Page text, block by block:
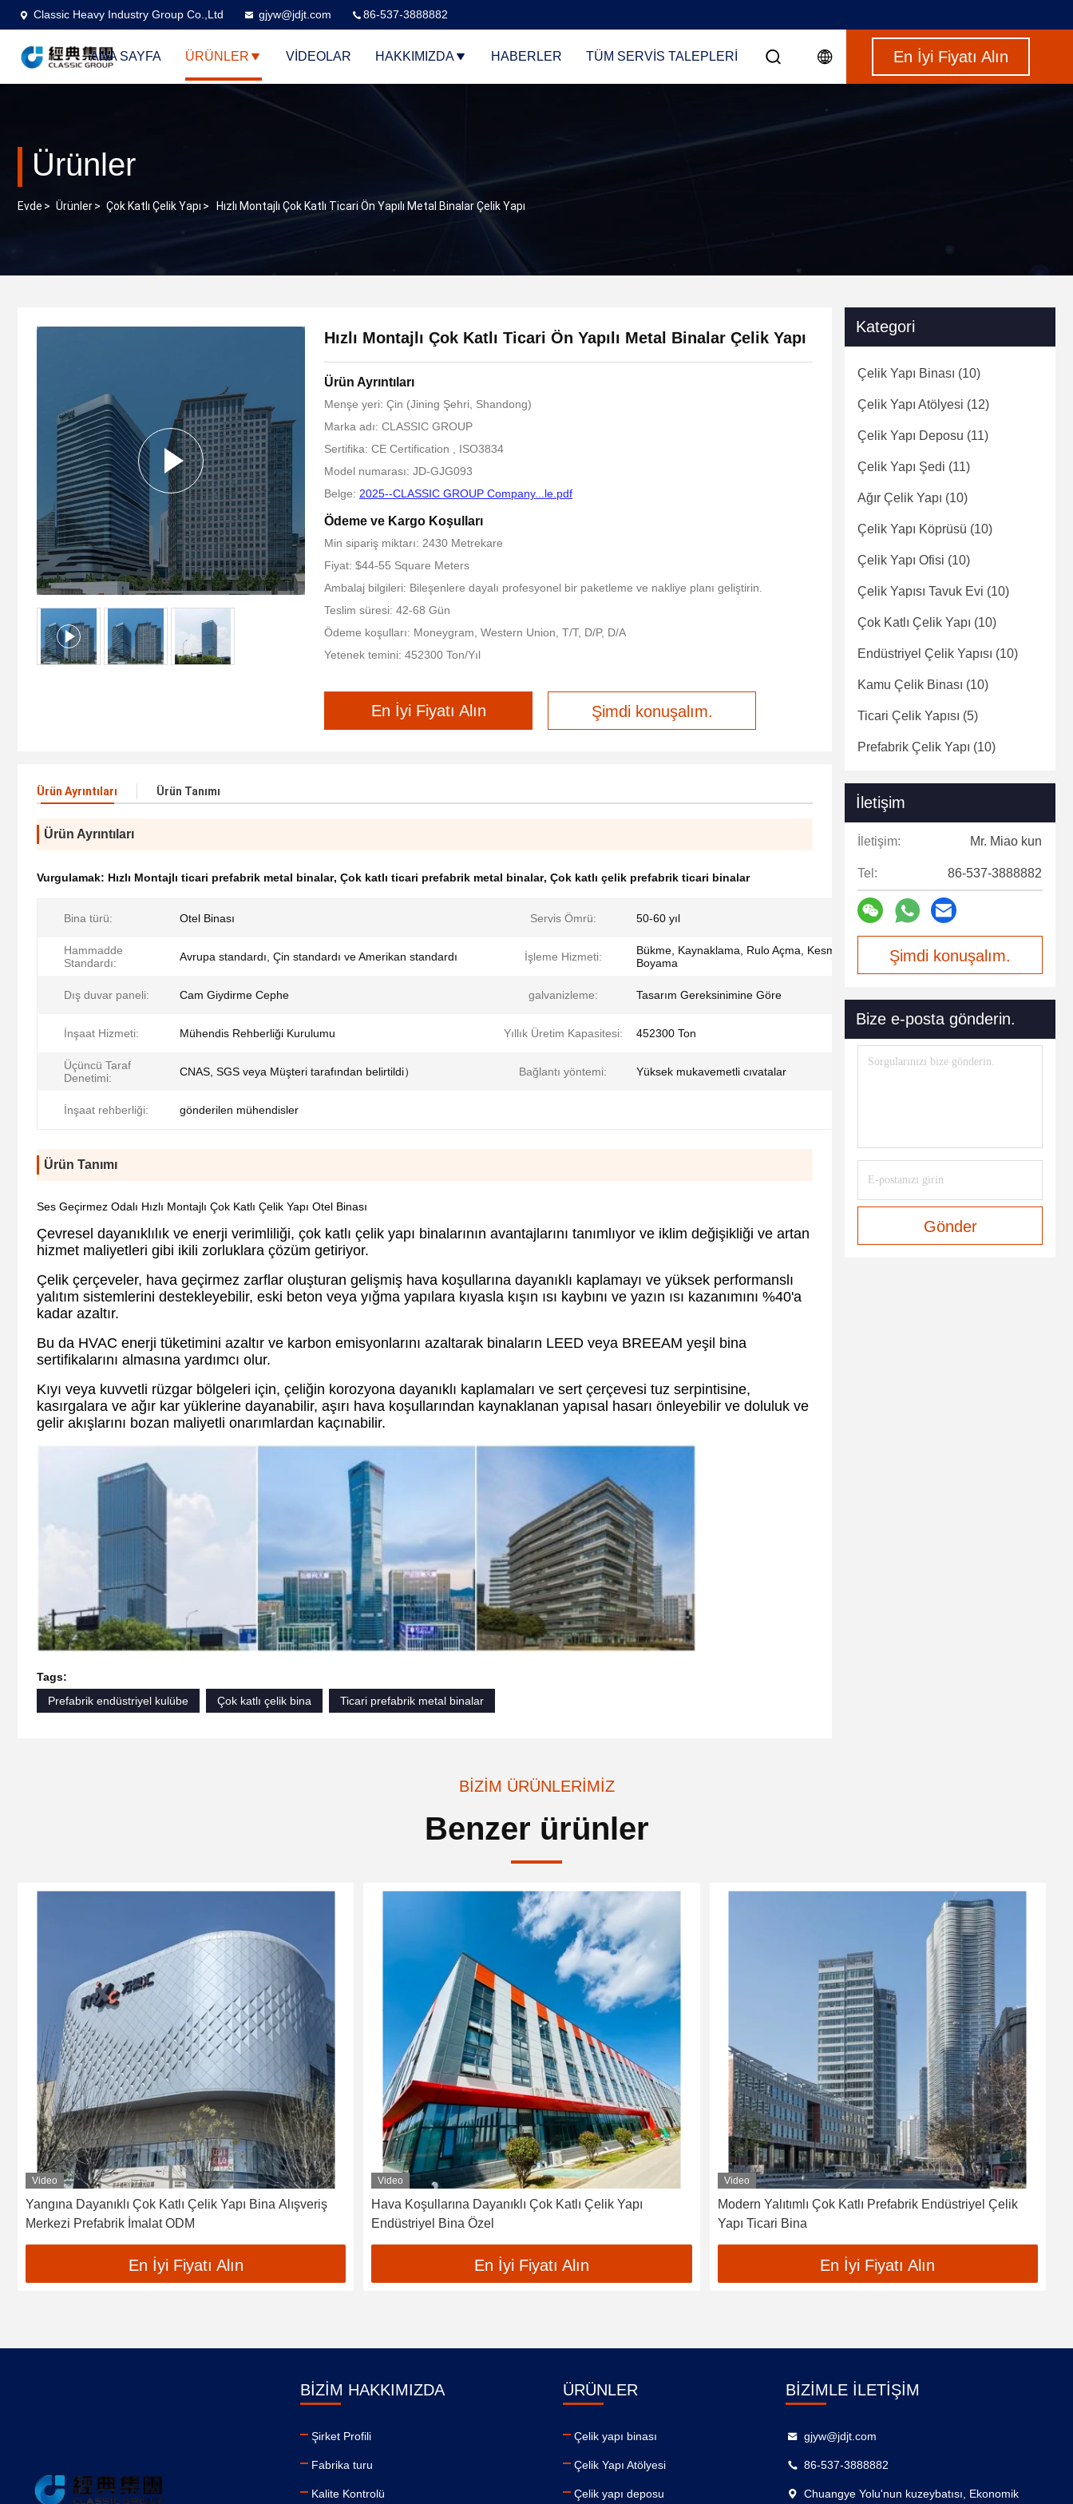
Classic Heavy Industry Group Co.,Ltd gjyw@jdjt.com 86-537-3888882
ANA SAYFA ÜRÜNLER VİDEOLAR HAKKIMIZDA HABERLER TÜM SERVIS TALEPLERI En İyi Fiyatı Alın
Ürünler
Evde > Ürünler> Çok Katlı Çelik Yapı > Hızlı Montajlı Çok Katlı Ticari Ön Yapılı Metal Binalar Çelik Yapı
Hızlı Montajlı Çok Katlı Ticari Ön Yapılı Metal Binalar Çelik Yapı
Ürün Ayrıntıları
Menşe yeri: Çin (Jining Şehri, Shandong)
Marka adı: CLASSIC GROUP
Sertifika: CE Certification , ISO3834
Model numarası: JD-GJG093
Belge: 2025--CLASSIC GROUP Company...le.pdf
Ödeme ve Kargo Koşulları
Min sipariş miktarı: 2430 Metrekare
Fiyat: $44-55 Square Meters
Ambalaj bilgileri: Bileşenlere dayalı profesyonel bir paketleme ve nakliye planı geliştirin.
Teslim süresi: 42-68 Gün
Ödeme koşulları: Moneygram, Western Union, T/T, D/P, D/A
Yetenek temini: 452300 Ton/Yıl
En İyi Fiyatı Alın Şimdi konuşalım.
Ürün Ayrıntıları Ürün Tanımı
Ürün Ayrıntıları
Vurgulamak: Hızlı Montajlı ticari prefabrik metal binalar, Çok katlı ticari prefabrik metal binalar, Çok katlı çelik prefabrik ticari binalar
Bina türü: Otel Binası Servis Ömrü: 50-60 yıl
Hammadde
Standardı:
Avrupa standardı, Çin standardı ve Amerikan standardı İşleme Hizmeti:
Bükme, Kaynaklama, Rulo Açma, Kesme, Delme, Sprey
Boyama
Dış duvar paneli: Cam Giydirme Cephe galvanizleme: Tasarım Gereksinimine Göre
İnşaat Hizmeti: Mühendis Rehberliği Kurulumu Yıllık Üretim Kapasitesi: 452300 Ton
Üçüncü Taraf
Denetimi:
CNAS, SGS veya Müşteri tarafından belirtildi） Bağlantı yöntemi: Yüksek mukavemetli cıvatalar
İnşaat rehberliği: gönderilen mühendisler
Ürün Tanımı
Ses Geçirmez Odalı Hızlı Montajlı Çok Katlı Çelik Yapı Otel Binası
Çevresel dayanıklılık ve enerji verimliliği, çok katlı çelik yapı binalarının avantajlarını tanımlıyor ve iklim değişikliği ve artan
hizmet maliyetleri gibi ikili zorluklara çözüm getiriyor.
Çelik çerçeveler, hava geçirmez zarflar oluşturan gelişmiş hava koşullarına dayanıklı kaplamayı ve yüksek performanslı
yalıtım sistemlerini destekleyebilir, eski beton veya yığma yapılara kıyasla kışın ısı kaybını ve yazın ısı kazanımını %40'a
kadar azaltır.
Bu da HVAC enerji tüketimini azaltır ve karbon emisyonlarını azaltarak binaların LEED veya BREEAM yeşil bina
sertifikalarını almasına yardımcı olur.
Kıyı veya kuvvetli rüzgar bölgeleri için, çeliğin korozyona dayanıklı kaplamaları ve sert çerçevesi tuz serpintisine,
kasırgalara ve ağır kar yüklerine dayanabilir, aşırı hava koşullarından kaynaklanan yapısal hasarı önleyebilir ve doluluk ve
gelir akışlarını bozan maliyetli onarımlardan kaçınabilir.
Tags:
Prefabrik endüstriyel kulübe
Çok katlı çelik bina Ticari prefabrik metal binalar
Kategori
Çelik Yapı Binası (10)
Çelik Yapı Atölyesi (12)
Çelik Yapı Deposu (11)
Çelik Yapı Şedi (11)
Ağır Çelik Yapı (10)
Çelik Yapı Köprüsü (10)
Çelik Yapı Ofisi (10)
Çelik Yapısı Tavuk Evi (10)
Çok Katlı Çelik Yapı (10)
Endüstriyel Çelik Yapısı (10)
Kamu Çelik Binası (10)
Ticari Çelik Yapısı (5)
Prefabrik Çelik Yapı (10)
İletişim
İletişim: Mr. Miao kun
Tel: 86-537-3888882
Şimdi konuşalım.
Bize e-posta gönderin.
Gönder
BIZIM ÜRÜNLERIMIZ
Benzer ürünler
Video
Yangına Dayanıklı Çok Katlı Çelik Yapı Bina Alışveriş
Merkezi Prefabrik İmalat ODM
En İyi Fiyatı Alın
Video
Hava Koşullarına Dayanıklı Çok Katlı Çelik Yapı
Endüstriyel Bina Özel
En İyi Fiyatı Alın
Video
Modern Yalıtımlı Çok Katlı Prefabrik Endüstriyel Çelik
Yapı Ticari Bina
En İyi Fiyatı Alın
BIZIM HAKKIMIZDA
Şirket Profili
Fabrika turu
Kalite Kontrolü
ÜRÜNLER
Çelik yapı binası
Çelik Yapı Atölyesi
Çelik yapı deposu
BIZIMLE İLETIŞIM
gjyw@jdjt.com
86-537-3888882
Chuangye Yolu'nun kuzeybatısı, Ekonomik